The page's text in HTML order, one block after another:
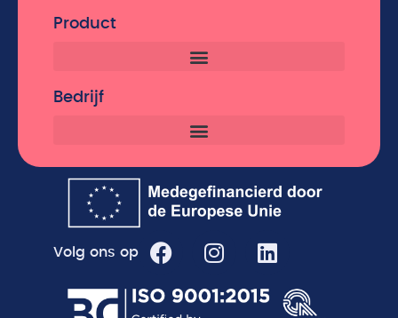
Product
Bedrijf
Volg ons op